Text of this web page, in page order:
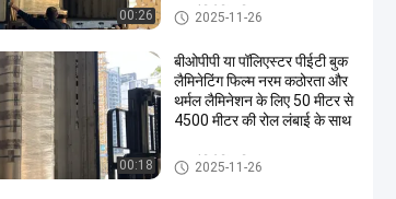
00:26 बुक लैमिनेटिंग फिल्म
2025-11-26
00:18
बीओपीपी या पॉलिएस्टर पीईटी बुक
लैमिनेटिंग फिल्म नरम कठोरता और
थर्मल लैमिनेशन के लिए 50 मीटर से
4500 मीटर की रोल लंबाई के साथ
बुक लैमिनेटिंग फिल्म
2025-11-26